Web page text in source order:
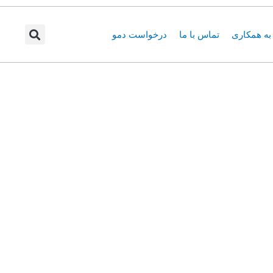
همکاری تماس با ما درخواست دمو